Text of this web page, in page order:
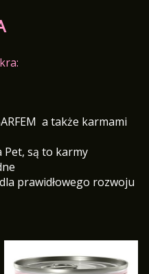
a także karmami
Pet, są to karmy
prawidłowego rozwoju